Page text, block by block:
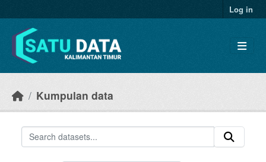
Log in
Kumpulan data